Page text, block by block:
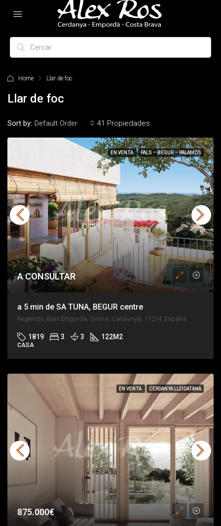
Home Llar de foc
Llar de foc
41 Propiedades
Sort by: Default Order
EN VENTA PALS – BEGUR – PALAMÓS
A CONSULTAR
a 5 min de SA TUNA, BEGUR centre
Regencós, Baix Empordà, Girona, Catalunya, 17214, España
1819 3 3 122M2
CASA
EN VENTA CERDANYA LLEIDATANA
875.000€